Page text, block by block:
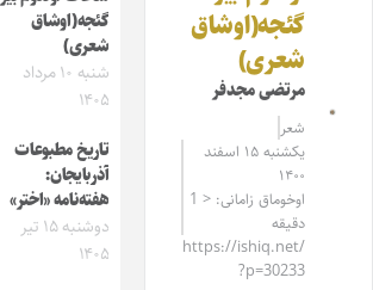
گئجه(اوشاق
شعری)
مرتضی مجدفر
شعر
یکشنبه ۱۵ اسفند
۱۴۰۰
اوخوماق زامانی: < 1
دقیقه
https://ishiq.net/
?p=30233
گئجه(اوشاق
شعری)
شنبه ۱۰ مرداد
۱۴۰۵
تاریخ مطبوعات
آذربایجان:
هفته‌نامه «اختر»
دوشنبه ۱۵ تیر
۱۴۰۵